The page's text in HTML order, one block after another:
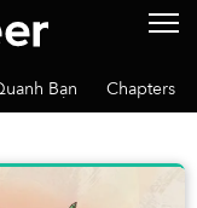
Bạn Chapters